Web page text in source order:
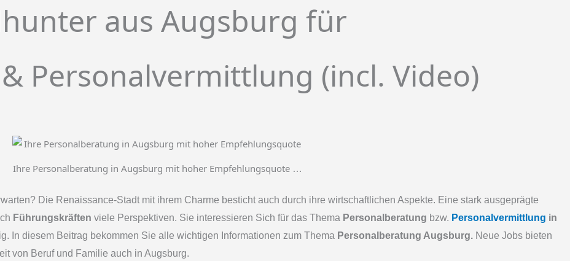
aus Augsburg für
Personalvermittlung (incl. Video)
Ihre Personalberatung in Augsburg mit hoher Empfehlungsquote…
Die Renaissance-Stadt mit ihrem Charme besticht auch durch ihre wirtschaftlichen Aspekte. Eine stark ausgeprägte
Führungskräften viele Perspektiven. Sie interessieren Sich für das Thema Personalberatung bzw. Personalvermittlung in
In diesem Beitrag bekommen Sie alle wichtigen Informationen zum Thema Personalberatung Augsburg. Neue Jobs bieten
von Beruf und Familie auch in Augsburg.